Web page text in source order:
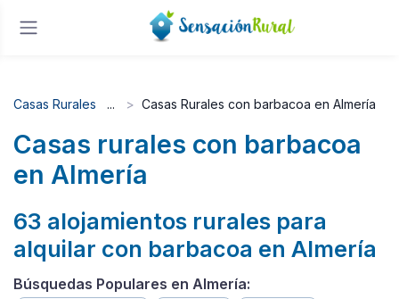
Casas Rurales Casas Rurales con barbacoa en Almería
Casas rurales con barbacoa
en Almería
63 alojamientos rurales para
alquilar con barbacoa en Almería
Búsquedas Populares en Almería: